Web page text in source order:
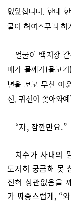
없었십니더. 한데
굴이 허여스무리 하
얼굴이 백지장
배가 물깨기(물고
년을 보고 무신 이
신, 귀신이 쫓아와예
“자, 잠깐만요.”
치수가 사내의
도저히 궁금해 못
전혀 상관없음을
가 짜증스럽게, “